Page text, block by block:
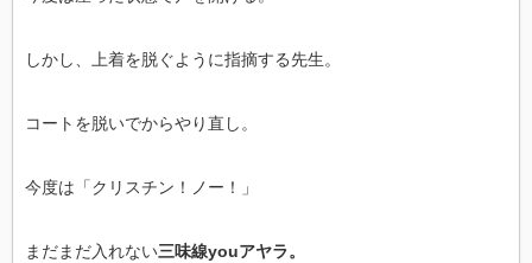
しかし、上着を脱ぐように指摘する先生。
コートを脱いでからやり直し。
今度は「クリスチン！ノー！」
まだまだ入れない三味線youアヤラ。